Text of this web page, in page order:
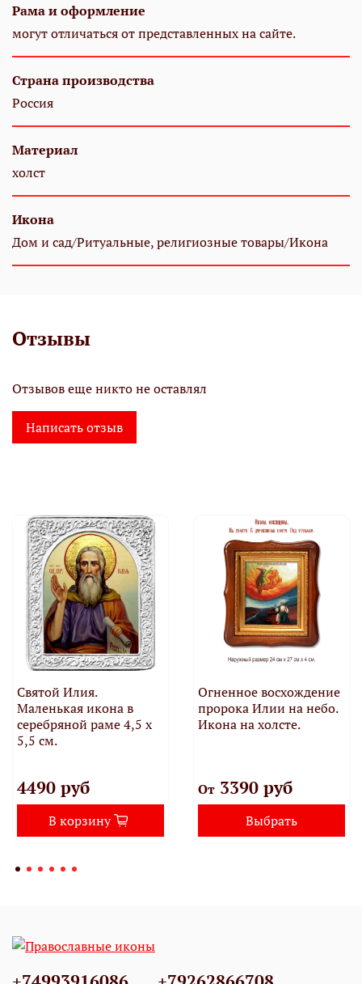
Рама и оформление
могут отличаться от представленных на сайте.
Страна производства
Россия
Материал
холст
Икона
Дом и сад/Ритуальные, религиозные товары/Икона
Отзывы
Отзывов еще никто не оставлял
Написать отзыв
Святой Илия.
Маленькая икона в
серебряной раме 4,5 х
5,5 см.
4490 руб
В корзину
Огненное восхождение
пророка Илии на небо.
Икона на холсте.
От3390 руб
Выбрать